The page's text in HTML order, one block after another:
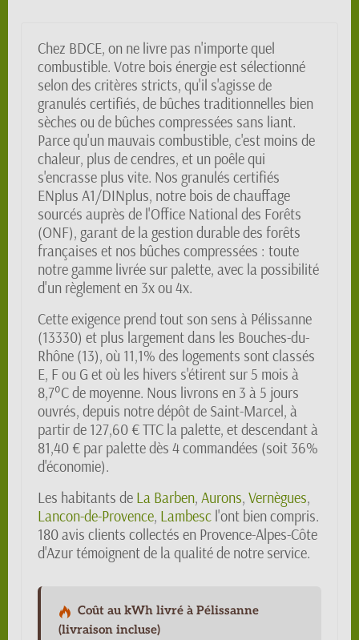
Chez BDCE, on ne livre pas n'importe quel
combustible. Votre bois énergie est sélectionné
selon des critères stricts, qu'il s'agisse de
granulés certifiés, de bûches traditionnelles bien
sèches ou de bûches compressées sans liant.
Parce qu'un mauvais combustible, c'est moins de
chaleur, plus de cendres, et un poêle qui
s'encrasse plus vite. Nos granulés certifiés
ENplus A1/DINplus, notre bois de chauffage
sourcés auprès de l'Office National des Forêts
(ONF), garant de la gestion durable des forêts
françaises et nos bûches compressées : toute
notre gamme livrée sur palette, avec la possibilité
d'un règlement en 3x ou 4x.
Cette exigence prend tout son sens à Pélissanne
(13330) et plus largement dans les Bouches-du-
Rhône (13), où 11,1% des logements sont classés
E, F ou G et où les hivers s'étirent sur 5 mois à
8,7°C de moyenne. Nous livrons en 3 à 5 jours
ouvrés, depuis notre dépôt de Saint-Marcel, à
partir de 127,60 € TTC la palette, et descendant à
81,40 € par palette dès 4 commandées (soit 36%
d'économie).
Les habitants de La Barben, Aurons, Vernègues,
Lancon-de-Provence, Lambesc l'ont bien compris.
180 avis clients collectés en Provence-Alpes-Côte
d'Azur témoignent de la qualité de notre service.
Coût au kWh livré à Pélissanne
(livraison incluse)